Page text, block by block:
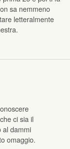
sa nemmeno
letteralmente
ci sia il
al dammi
omaggio.